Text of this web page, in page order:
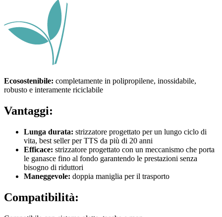
Ecosostenibile: completamente in polipropilene, inossidabile,
robusto e interamente riciclabile
Vantaggi:
Lunga durata: strizzatore progettato per un lungo ciclo di
vita, best seller per TTS da più di 20 anni
Efficace: strizzatore progettato con un meccanismo che porta
le ganasce fino al fondo garantendo le prestazioni senza
bisogno di riduttori
Maneggevole: doppia maniglia per il trasporto
Compatibilità: